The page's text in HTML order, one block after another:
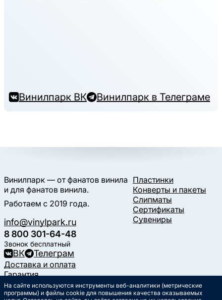
Винилпарк ВК Винилпарк в Телеграме
Винилпарк — от фанатов винила
и для фанатов винила.
Работаем с 2019 года.
info@vinylpark.ru
8 800 301-64-48
Звонок бесплатный
ВК Телеграм
Пластинки
Конверты и пакеты
Слипматы
Сертификаты
Сувениры
Доставка и оплата
Гарантия
Контакты
Статьи
На сайте используются инструменты веб-аналитики (метрические
программы) и файлы cookie для повышения качества оказываемых